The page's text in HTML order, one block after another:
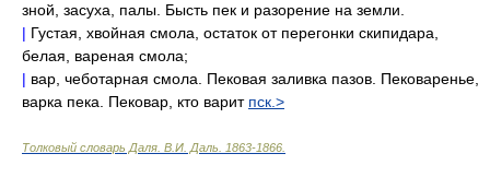
зной, засуха, палы. Бысть пек и разорение на земли.
| Густая, хвойная смола, остаток от перегонки скипидара,
белая, вареная смола;
| вар, чеботарная смола. Пековая заливка пазов. Пековаренье,
варка пека. Пековар, кто варит пск.>
Толковый словарь Даля В.И. Даль. 1863-1866